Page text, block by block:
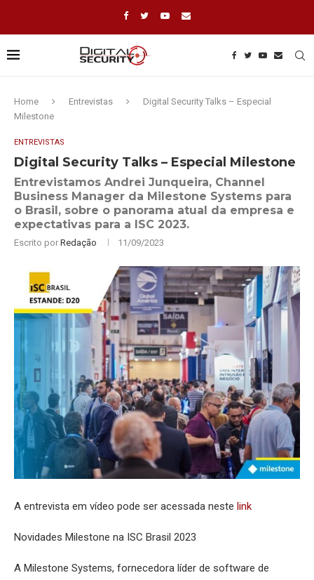
Home Entrevistas
Digital Security Talks – Especial
Milestone
ENTREVISTAS
Digital Security Talks – Especial Milestone
Entrevistamos Andrei Junqueira, Channel
Business Manager da Milestone Systems para
o Brasil, sobre o panorama atual da empresa e
expectativas para a ISC 2023.
Escrito por Redação 11/09/2023
A entrevista em vídeo pode ser acessada neste link
Novidades Milestone na ISC Brasil 2023
A Milestone Systems, fornecedora líder de software de